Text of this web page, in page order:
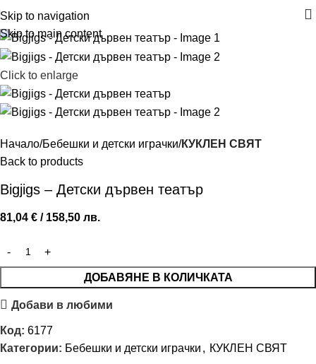
Skip to navigation
Skip to main content
Click to enlarge
Начало Бебешки и детски играчки КУКЛЕН СВЯТ
Back to products
Bigjigs – Детски дървен театър
81,04 € / 158,50 лв.
ДОБАВЯНЕ В КОЛИЧКАТА
Добави в любими
Код: 6177
Категории: Бебешки и детски играчки , КУКЛЕН СВЯТ